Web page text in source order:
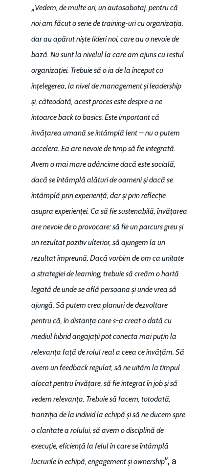
„Vedem, de multe ori, un autosabotaj, pentru că
noi am făcut o serie de training-uri cu organizația,
dar au apărut niște lideri noi, care au o nevoie de
bază. Nu sunt la nivelul la care am ajuns cu restul
organizației. Trebuie să o ia de la început cu
înțelegerea, la nivel de management și leadership
și, câteodată, acest proces este despre a ne
întoarce back to basics. Este important că
învățarea umană se întâmplă lent – nu o putem
accelera. Ea are nevoie de timp să fie integrată.
Avem o mai mare adâncime dacă este socială,
dacă se întâmplă alături de oameni și dacă se
întâmplă prin experiență, dar și prin reflecție
asupra experienței. Ca să fie sustenabilă, învățarea
are nevoie de o provocare: să fie un parcurs greu și
un rezultat pozitiv ulterior, să ajungem la un
rezultat împreună. Dacă vorbim de om ca unitate
a strategiei de learning, trebuie să creăm o hartă
legată de unde se află persoana și unde vrea să
ajungă. Să putem crea planuri de dezvoltare
pentru că, în distanța care s-a creat o dată cu
mediul hibrid angajații pot conecta mai puțin la
relevanța față de rolul real a ceea ce învățăm. Să
avem un feedback regulat, să ne uităm la timpul
alocat pentru învățare, să fie integrat în job și să
vedem relevanța. Trebuie să facem, totodată,
tranziția de la individ la echipă și să ne ducem spre
o claritate a rolului, să avem o disciplină de
execuție, eficiență la felul în care se întâmplă
lucrurile în echipă, engagement și ownership”, a